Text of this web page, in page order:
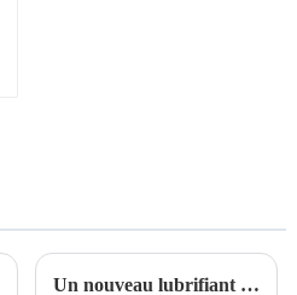
Un nouveau lubrifiant externe en PVC améliore les performances